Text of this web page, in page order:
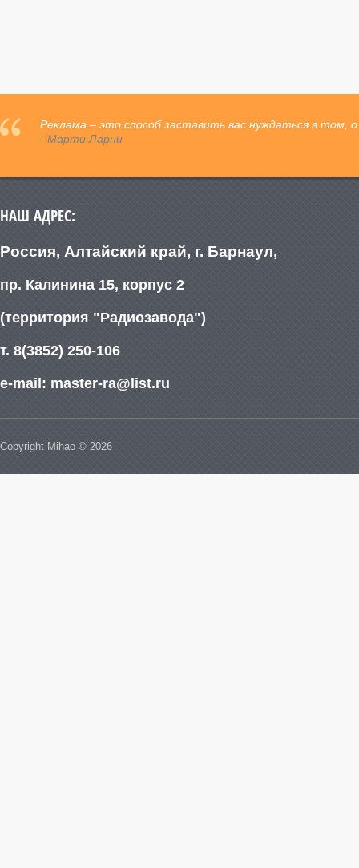
Реклама – это способ заставить вас нуждаться в том,
- Марти Ларни
НАШ АДРЕС:
Россия, Алтайский край, г. Барнаул,
пр. Калинина 15, корпус 2
(территория "Радиозавода")
т. 8(3852) 250-106
e-mail: master-ra@list.ru
Copyright Mihao © 2026